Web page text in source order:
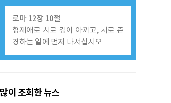
로마 12장 10절
형제애로 서로 깊이 아끼고, 서로 존
경하는 일에 먼저 나서십시오.
많이 조회한 뉴스